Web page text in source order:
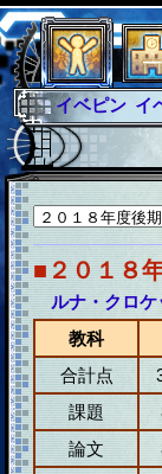
イベピン イ
グラシャ
グ
グローバル
サイキック
ファイナル
■２０１８
ルナ・クロケ
教科
合計点
課題
論文